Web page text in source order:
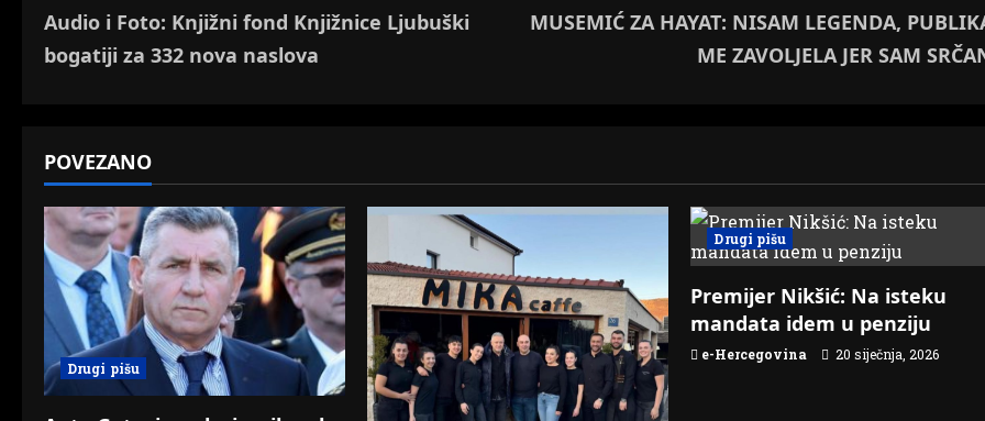
o
n
a
v
i
g
a
Audio i Foto: Knjižni fond Knjižnice Ljubuški
bogatiji za 332 nova naslova
MUSEMIĆ ZA HAYAT: NISAM LEGENDA,
ME ZAVOLJELA JER SAM
POVEZANO
Drugi pišu
Drugi pišu
Premijer Nikšić: Na isteku
mandata idem u penziju
e-Hercegovina 20 siječnja, 2026